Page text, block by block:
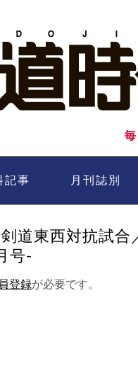
記事 月刊誌別
道東西対抗試
号-
登録が必要です。